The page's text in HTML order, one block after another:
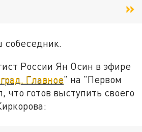
России Ян Осин в эфире
Главное" на "Первом
что готов выступить своего